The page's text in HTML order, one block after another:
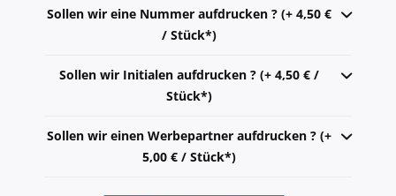
Sollen wir eine Nummer aufdrucken ? (+ 4,50 €
/ Stück*)
Sollen wir Initialen aufdrucken ? (+ 4,50 € /
Stück*)
Sollen wir einen Werbepartner aufdrucken ? (+
5,00 € / Stück*)